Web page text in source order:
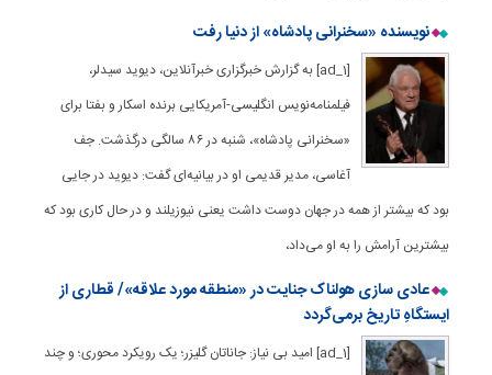
نویسنده «سخنرانی پادشاه» از دنیا رفت
[ad_1] به گزارش خبرگزاری خبرآنلاین، دیوید سیدلر،
فیلمنامه‌نویس انگلیسی-آمریکایی برنده اسکار و بفتا برای
«سخنرانی پادشاه»، شنبه در ۸۶ سالگی درگذشت. جف
آغاسی، مدیر قدیمی او در بیانیه‌ای گفت: دیوید در جایی
بود که بیشتر از همه در جهان دوست داشت یعنی نیوزیلند و در حال کاری بود که
بیشترین آرامش را به او می‌داد،
عادی سازی هولناک جنایت در «منطقه مورد علاقه»/ قطاری از
ایستگاهِ تاریخ برمی‌گردد
[ad_1] امید بی نیاز: جاناتان گلیزر؛ یک رویکرد محوری؛ و چند